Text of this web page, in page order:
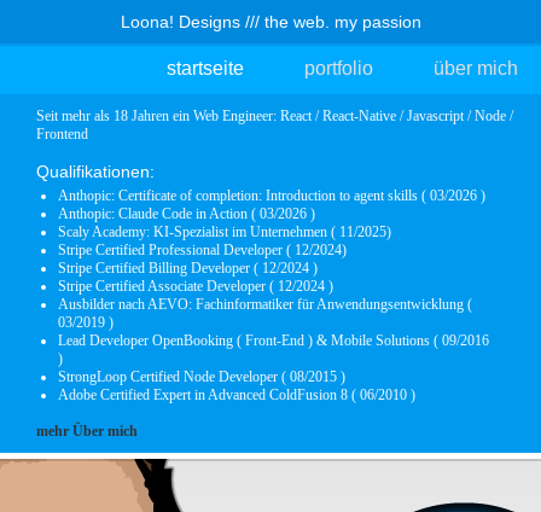
Loona! Designs /// the web. my passion
startseite portfolio über mich
Seit mehr als 18 Jahren ein Web Engineer: React / React-Native / Javascript / Node /
Frontend
Qualifikationen:
Anthopic: Certificate of completion: Introduction to agent skills ( 03/2026 )
Anthopic: Claude Code in Action ( 03/2026 )
Scaly Academy: KI-Spezialist im Unternehmen ( 11/2025)
Stripe Certified Professional Developer ( 12/2024)
Stripe Certified Billing Developer ( 12/2024 )
Stripe Certified Associate Developer ( 12/2024 )
Ausbilder nach AEVO: Fachinformatiker für Anwendungsentwicklung (
03/2019 )
Lead Developer OpenBooking ( Front-End ) & Mobile Solutions ( 09/2016
)
StrongLoop Certified Node Developer ( 08/2015 )
Adobe Certified Expert in Advanced ColdFusion 8 ( 06/2010 )
mehr Über mich